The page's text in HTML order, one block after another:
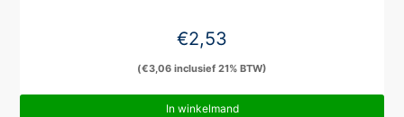
€2,53
(€3,06 inclusief 21% BTW)
In winkelmand